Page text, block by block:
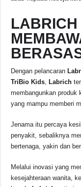
LABRICH
Dengan pelancaran
TriBio Kids ,Labrich
membangunkan produk
yang mampu memberi
Jenama itu percaya
penyakit, sebaliknya
bertenaga, yakin dan
Melalui inovasi yang
kesejahteraan wanita,